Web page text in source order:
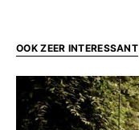
OOK ZEER INTERESSANT